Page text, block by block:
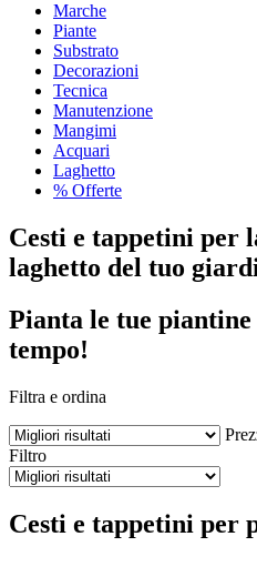
Marche
Piante
Substrato
Decorazioni
Tecnica
Manutenzione
Mangimi
Acquari
Laghetto
% Offerte
Cesti e tappetini per
laghetto del tuo
Pianta le tue
tempo!
Filtra e ordina
Filtro
Cesti e tappetini per